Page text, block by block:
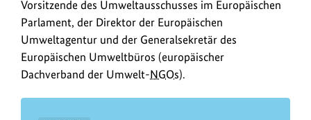
Vorsitzende des Umweltausschusses im Europäischen
Parlament, der Direktor der Europäischen
Umweltagentur und der Generalsekretär des
Europäischen Umweltbüros (europäischer
Dachverband der Umwelt-NGOs).